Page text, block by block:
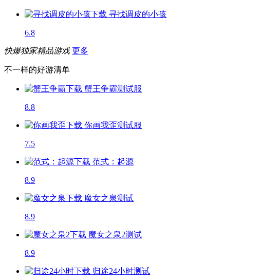
寻找调皮的小孩
6.8
快爆独家精品游戏 更多
不一样的好游清单
蟹王争霸测试服
8.8
你画我歪测试服
7.5
范式：起源
8.9
魔女之泉测试
8.9
魔女之泉2测试
8.9
归途24小时测试